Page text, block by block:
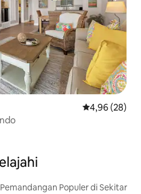
Nilai rata-rata
4,96 (28)
Pemandangan Populer di Sekitar